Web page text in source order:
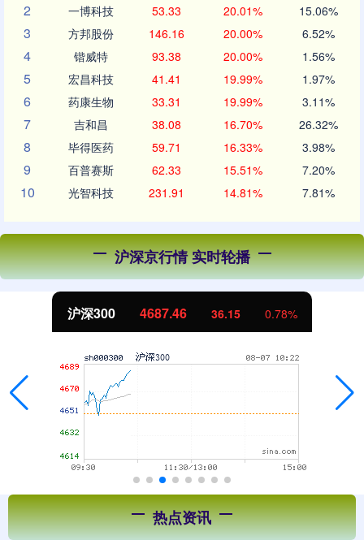
2 一博科技 53.33 20.01% 15.06%
3 方邦股份 146.16 20.00% 6.52%
4 锴威特 93.38 20.00% 1.56%
5 宏昌科技 41.41 19.99% 1.97%
6 药康生物 33.31 19.99% 3.11%
7 吉和昌 38.08 16.70% 26.32%
8 毕得医药 59.71 16.33% 3.98%
9 百普赛斯 62.33 15.51% 7.20%
10 光智科技 231.91 14.81% 7.81%
沪深京行情 实时轮播
北证50 1119.72 -3.15 -0.28%
热点资讯